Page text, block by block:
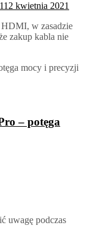
12 kwietnia 2021
w zasadzie
zakup kabla nie
– potęga